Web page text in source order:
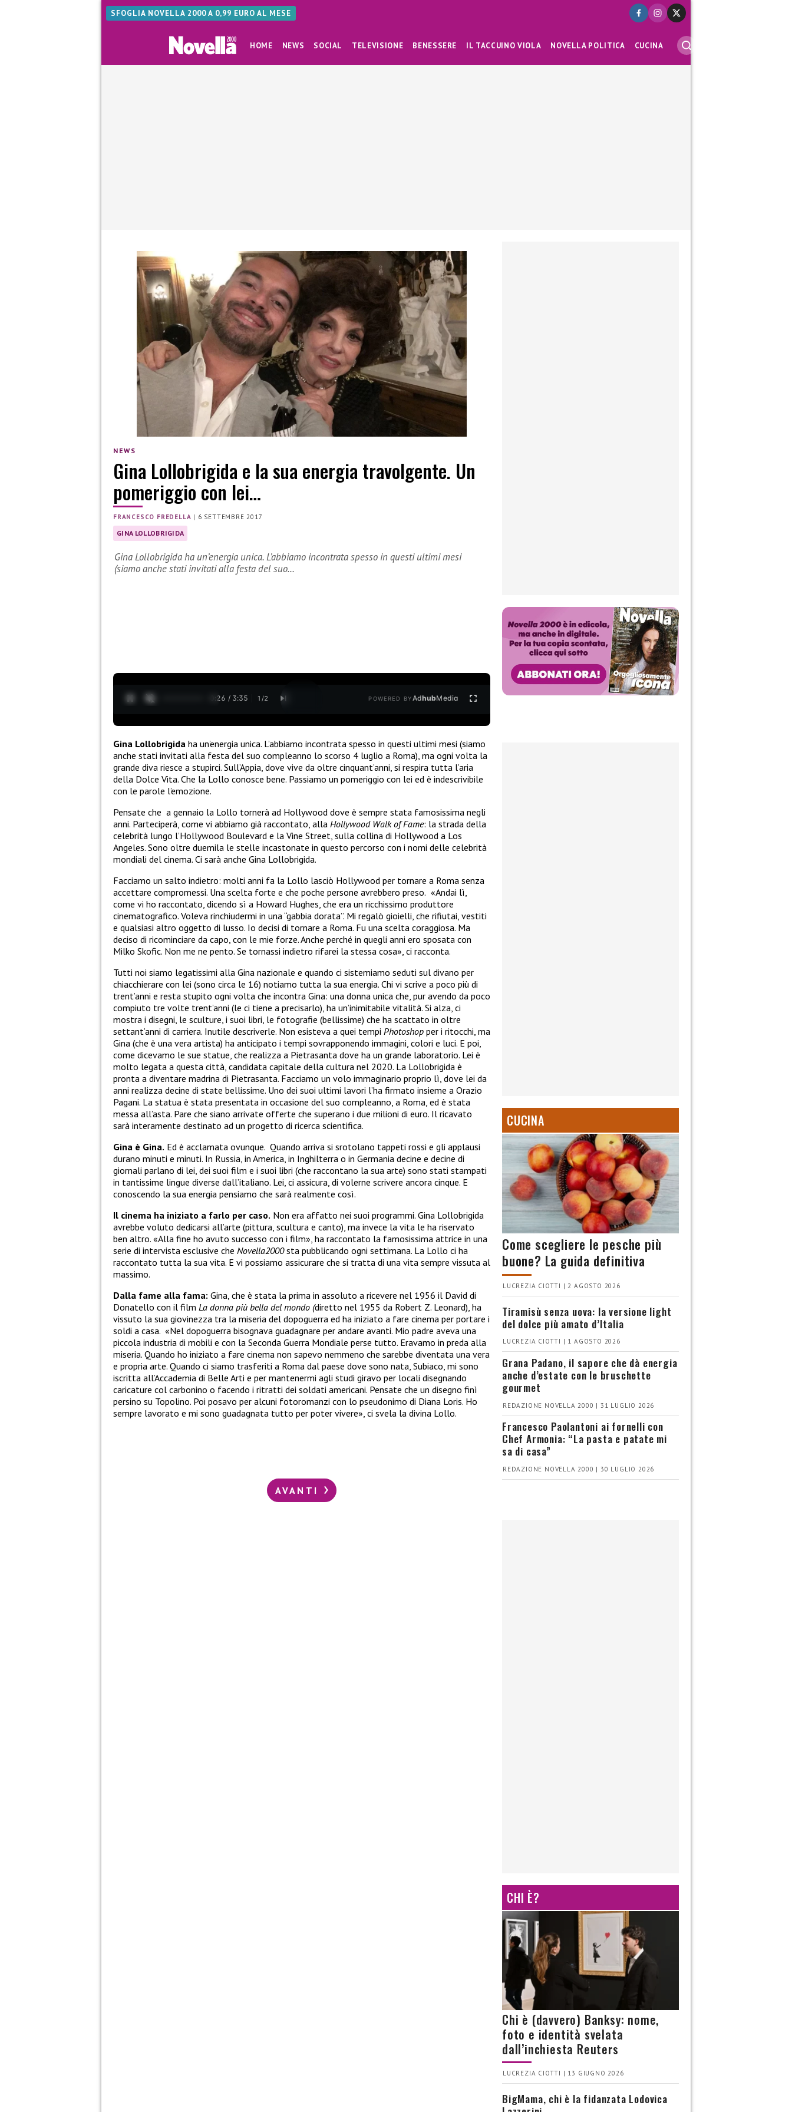
SFOGLIA NOVELLA 2000 A 0,99 EURO AL MESE
HOME NEWS SOCIAL TELEVISIONE BENESSERE IL TACCUINO VIOLA NOVELLA POLITICA CUCINA
NEWS
Gina Lollobrigida e la sua energia travolgente. Un
pomeriggio con lei…
FRANCESCO FREDELLA | 6 SETTEMBRE 2017
GINA LOLLOBRIGIDA
Gina Lollobrigida ha un’energia unica. L’abbiamo incontrata spesso in questi ultimi mesi
(siamo anche stati invitati alla festa del suo…
0:27 / 3:35 1 /2 POWERED BYAdhubMedia
Gina Lollobrigida ha un’energia unica. L’abbiamo incontrata spesso in questi ultimi mesi (siamo
anche stati invitati alla festa del suo compleanno lo scorso 4 luglio a Roma), ma ogni volta la
grande diva riesce a stupirci. Sull’Appia, dove vive da oltre cinquant’anni, si respira tutta l’aria
della Dolce Vita. Che la Lollo conosce bene. Passiamo un pomeriggio con lei ed è indescrivibile
con le parole l’emozione.
Pensate che a gennaio la Lollo tornerà ad Hollywood dove è sempre stata famosissima negli
anni. Parteciperà, come vi abbiamo già raccontato, alla Hollywood Walk of Fame: la strada della
celebrità lungo l’Hollywood Boulevard e la Vine Street, sulla collina di Hollywood a Los
Angeles. Sono oltre duemila le stelle incastonate in questo percorso con i nomi delle celebrità
mondiali del cinema. Ci sarà anche Gina Lollobrigida.
Facciamo un salto indietro: molti anni fa la Lollo lasciò Hollywood per tornare a Roma senza
accettare compromessi. Una scelta forte e che poche persone avrebbero preso. «Andai lì,
come vi ho raccontato, dicendo sì a Howard Hughes, che era un ricchissimo produttore
cinematografico. Voleva rinchiudermi in una “gabbia dorata”. Mi regalò gioielli, che rifiutai, vestiti
e qualsiasi altro oggetto di lusso. Io decisi di tornare a Roma. Fu una scelta coraggiosa. Ma
deciso di ricominciare da capo, con le mie forze. Anche perché in quegli anni ero sposata con
Milko Skofic. Non me ne pento. Se tornassi indietro rifarei la stessa cosa», ci racconta.
Tutti noi siamo legatissimi alla Gina nazionale e quando ci sistemiamo seduti sul divano per
chiacchierare con lei (sono circa le 16) notiamo tutta la sua energia. Chi vi scrive a poco più di
trent’anni e resta stupito ogni volta che incontra Gina: una donna unica che, pur avendo da poco
compiuto tre volte trent’anni (le ci tiene a precisarlo), ha un’inimitabile vitalità. Si alza, ci
mostra i disegni, le sculture, i suoi libri, le fotografie (bellissime) che ha scattato in oltre
settant’anni di carriera. Inutile descriverle. Non esisteva a quei tempi Photoshop per i ritocchi, ma
Gina (che è una vera artista) ha anticipato i tempi sovrapponendo immagini, colori e luci. E poi,
come dicevamo le sue statue, che realizza a Pietrasanta dove ha un grande laboratorio. Lei è
molto legata a questa città, candidata capitale della cultura nel 2020. La Lollobrigida è
pronta a diventare madrina di Pietrasanta. Facciamo un volo immaginario proprio lì, dove lei da
anni realizza decine di state bellissime. Uno dei suoi ultimi lavori l’ha firmato insieme a Orazio
Pagani. La statua è stata presentata in occasione del suo compleanno, a Roma, ed è stata
messa all’asta. Pare che siano arrivate offerte che superano i due milioni di euro. Il ricavato
sarà interamente destinato ad un progetto di ricerca scientifica.
Gina è Gina. Ed è acclamata ovunque. Quando arriva si srotolano tappeti rossi e gli applausi
durano minuti e minuti. In Russia, in America, in Inghilterra o in Germania decine e decine di
giornali parlano di lei, dei suoi film e i suoi libri (che raccontano la sua arte) sono stati stampati
in tantissime lingue diverse dall’italiano. Lei, ci assicura, di volerne scrivere ancora cinque. E
conoscendo la sua energia pensiamo che sarà realmente così.
Il cinema ha iniziato a farlo per caso. Non era affatto nei suoi programmi. Gina Lollobrigida
avrebbe voluto dedicarsi all’arte (pittura, scultura e canto), ma invece la vita le ha riservato
ben altro. «Alla fine ho avuto successo con i film», ha raccontato la famosissima attrice in una
serie di intervista esclusive che Novella2000sta pubblicando ogni settimana. La Lollo ci ha
raccontato tutta la sua vita. E vi possiamo assicurare che si tratta di una vita sempre vissuta al
massimo.
Dalla fame alla fama: Gina, che è stata la prima in assoluto a ricevere nel 1956 il David di
Donatello con il film La donna più bella del mondo (diretto nel 1955 da Robert Z. Leonard), ha
vissuto la sua giovinezza tra la miseria del dopoguerra ed ha iniziato a fare cinema per portare i
soldi a casa. «Nel dopoguerra bisognava guadagnare per andare avanti. Mio padre aveva una
piccola industria di mobili e con la Seconda Guerra Mondiale perse tutto. Eravamo in preda alla
miseria. Quando ho iniziato a fare cinema non sapevo nemmeno che sarebbe diventata una vera
e propria arte. Quando ci siamo trasferiti a Roma dal paese dove sono nata, Subiaco, mi sono
iscritta all’Accademia di Belle Arti e per mantenermi agli studi giravo per locali disegnando
caricature col carbonino o facendo i ritratti dei soldati americani. Pensate che un disegno finì
persino su Topolino. Poi posavo per alcuni fotoromanzi con lo pseudonimo di Diana Loris. Ho
sempre lavorato e mi sono guadagnata tutto per poter vivere», ci svela la divina Lollo.
AVANTI
CUCINA
Come scegliere le pesche più
buone? La guida definitiva
LUCREZIA CIOTTI | 2 AGOSTO 2026
Tiramisù senza uova: la versione light
del dolce più amato d’Italia
LUCREZIA CIOTTI | 1 AGOSTO 2026
Grana Padano, il sapore che dà energia
anche d’estate con le bruschette
gourmet
REDAZIONE NOVELLA 2000 | 31 LUGLIO 2026
Francesco Paolantoni ai fornelli con
Chef Armonia: “La pasta e patate mi
sa di casa”
REDAZIONE NOVELLA 2000 | 30 LUGLIO 2026
CHI È?
Chi è (davvero) Banksy: nome,
foto e identità svelata
dall’inchiesta Reuters
LUCREZIA CIOTTI | 13 GIUGNO 2026
BigMama, chi è la fidanzata Lodovica